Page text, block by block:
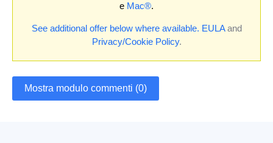
e Mac®.
See additional offer below where available. EULAand
Privacy/Cookie Policy.
Mostra modulo commenti (0)